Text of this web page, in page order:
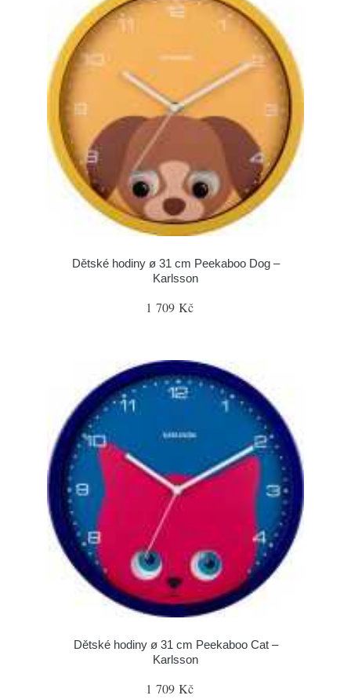
Dětské hodiny ø 31 cm Peekaboo Dog –
Karlsson
1 709 Kč
Dětské hodiny ø 31 cm Peekaboo Cat –
Karlsson
1 709 Kč